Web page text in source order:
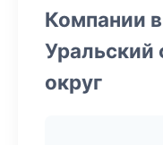
Компании
округ